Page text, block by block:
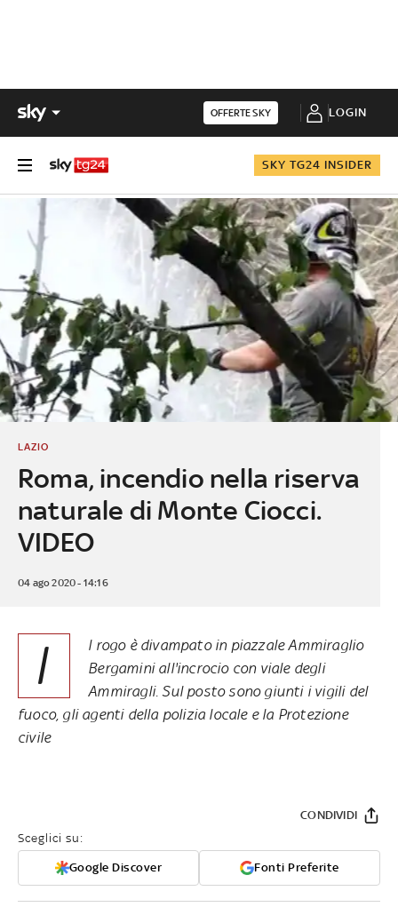
OFFERTE SKY LOGIN
SKY TG24 INSIDER
Roma, incendio nella riserva
naturale di Monte Ciocci.
VIDEO
LAZIO
04 ago 2020 - 14:16
I
l rogo è divampato in piazzale Ammiraglio
Bergamini all'incrocio con viale degli
Ammiragli. Sul posto sono giunti i vigili del
fuoco, gli agenti della polizia locale e la Protezione
civile
Sceglici su:
Google Discover Fonti Preferite
CONDIVIDI